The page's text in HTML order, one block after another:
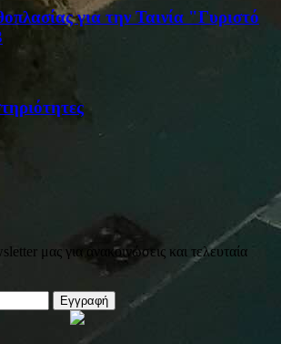
για την Ταινία "Γυριστό
μας για ανακοινώσεις και τελευταία
Εγγραφή